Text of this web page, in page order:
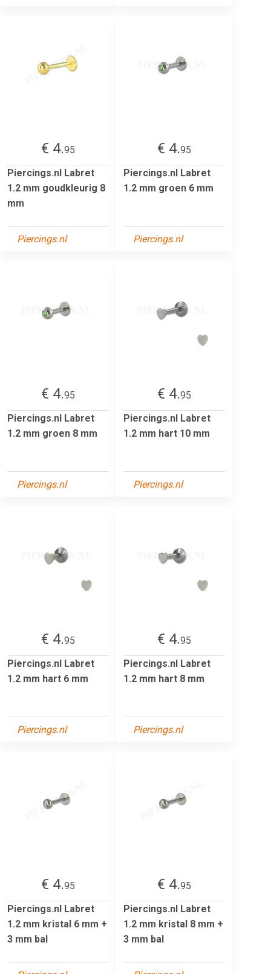
€ 4.95
Piercings.nl Labret
1.2 mm goudkleurig 8
mm
Piercings.nl
€ 4.95
Piercings.nl Labret
1.2 mm groen 6 mm
Piercings.nl
€ 4.95
Piercings.nl Labret
1.2 mm groen 8 mm
Piercings.nl
€ 4.95
Piercings.nl Labret
1.2 mm hart 10 mm
Piercings.nl
€ 4.95
Piercings.nl Labret
1.2 mm hart 6 mm
Piercings.nl
€ 4.95
Piercings.nl Labret
1.2 mm hart 8 mm
Piercings.nl
€ 4.95
Piercings.nl Labret
1.2 mm kristal 6 mm +
3 mm bal
€ 4.95
Piercings.nl Labret
1.2 mm kristal 8 mm +
3 mm bal